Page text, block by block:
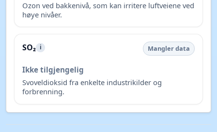
Ozon ved bakkenivå, som kan irritere luftveiene ved
høye nivåer.
SO₂ i Mangler data
Ikke tilgjengelig
Svoveldioksid fra enkelte industrikilder og
forbrenning.